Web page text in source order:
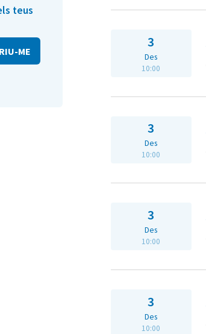
teus
3
Des
10:00
3
Des
10:00
3
Des
10:00
3
Des
10:00